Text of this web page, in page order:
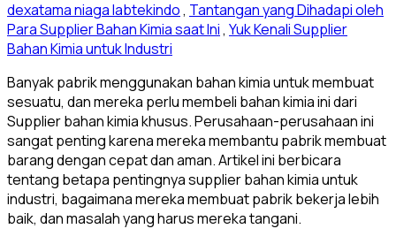
dexatama niaga labtekindo, Tantangan yang Dihadapi oleh
Para Supplier Bahan Kimia saat Ini, Yuk Kenali Supplier
Bahan Kimia untuk Industri
Banyak pabrik menggunakan bahan kimia untuk membuat
sesuatu, dan mereka perlu membeli bahan kimia ini dari
Supplier bahan kimia khusus. Perusahaan-perusahaan ini
sangat penting karena mereka membantu pabrik membuat
barang dengan cepat dan aman. Artikel ini berbicara
tentang betapa pentingnya supplier bahan kimia untuk
industri, bagaimana mereka membuat pabrik bekerja lebih
baik, dan masalah yang harus mereka tangani.